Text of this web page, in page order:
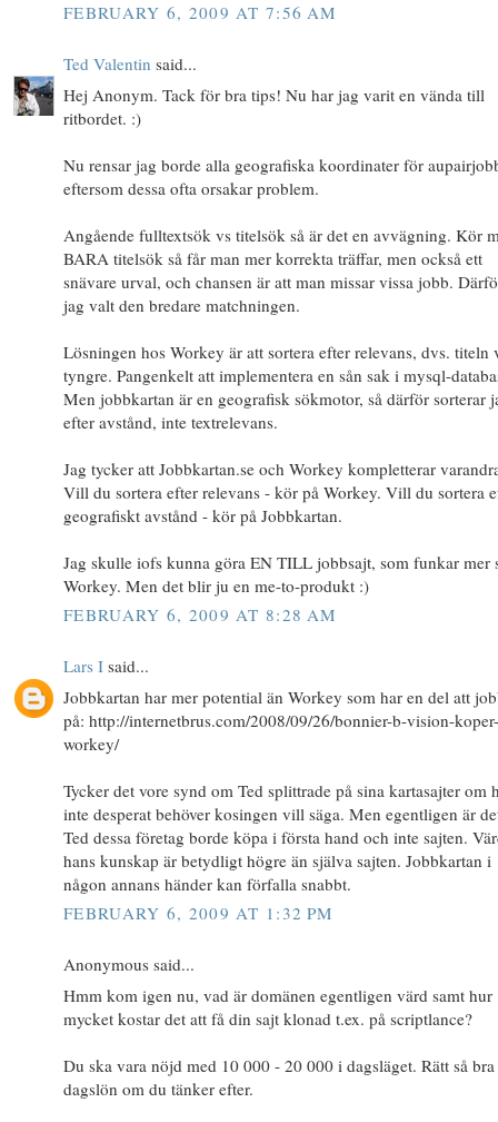
FEBRUARY 6, 2009 AT 7:56 AM
Ted Valentin said...
Hej Anonym. Tack för bra tips! Nu har jag varit en vända till
ritbordet. :)
Nu rensar jag borde alla geografiska koordinater för
eftersom dessa ofta orsakar problem.
Angående fulltextsök vs titelsök så är det en avvägning. Kör
BARA titelsök så får man mer korrekta träffar, men också ett
snävare urval, och chansen är att man missar vissa jobb.
jag valt den bredare matchningen.
Lösningen hos Workey är att sortera efter relevans, dvs. titeln
tyngre. Pangenkelt att implementera en sån sak i mysql-
Men jobbkartan är en geografisk sökmotor, så därför sorterar
efter avstånd, inte textrelevans.
Jag tycker att Jobbkartan.se och Workey kompletterar
Vill du sortera efter relevans - kör på Workey. Vill du sortera
geografiskt avstånd - kör på Jobbkartan.
Jag skulle iofs kunna göra EN TILL jobbsajt, som funkar mer
Workey. Men det blir ju en me-to-produkt :)
FEBRUARY 6, 2009 AT 8:28 AM
Lars I said...
Jobbkartan har mer potential än Workey som har en del att
på: http://internetbrus.com/2008/09/26/bonnier-b-vision-koper-
workey/
Tycker det vore synd om Ted splittrade på sina kartasajter om
inte desperat behöver kosingen vill säga. Men egentligen är
Ted dessa företag borde köpa i första hand och inte sajten.
hans kunskap är betydligt högre än själva sajten. Jobbkartan i
någon annans händer kan förfalla snabbt.
FEBRUARY 6, 2009 AT 1:32 PM
Anonymous said...
Hmm kom igen nu, vad är domänen egentligen värd samt hur
mycket kostar det att få din sajt klonad t.ex. på scriptlance?
Du ska vara nöjd med 10 000 - 20 000 i dagsläget. Rätt så bra
dagslön om du tänker efter.